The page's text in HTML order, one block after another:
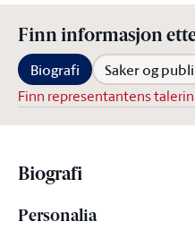
Finn informasjon
Biografi Saker og
Finn representantens
Biografi
Personalia